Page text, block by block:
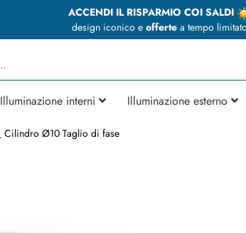
ACCENDI IL RISPARMIO COI SALDI
design iconico e offertea tempo
Illuminazione interni Illuminazione esterno
Cilindro Ø10 Taglio di fase